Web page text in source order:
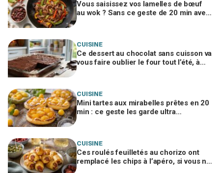
Vous saisissez vos lamelles de bœuf
au wok ? Sans ce geste de 20 min avec
CUISINE
Ce dessert au chocolat sans cuisson va
vous faire oublier le four tout l’été, à
CUISINE
Mini tartes aux mirabelles prêtes en 20
min : ce geste les garde ultra
CUISINE
Ces roulés feuilletés au chorizo ont
remplacé les chips à l’apéro, si vous ne